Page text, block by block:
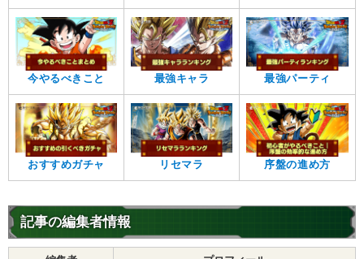
今やるべきこと 最強キャラ 最強パーティ
おすすめガチャ リセマラ 序盤の進め方
記事の編集者情報